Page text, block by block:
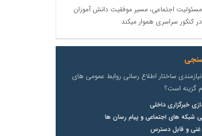
اجتماعی، مسیر موفقیت دانش آموزان
کنکور سراسری هموار میکند
ساختار اطلاع رسانی روابط عمومی های
گزینه است؟
خبرگزاری داخلی
شبکه های اجتماعی و پیام رسان ها
غنی و قابل دسترس